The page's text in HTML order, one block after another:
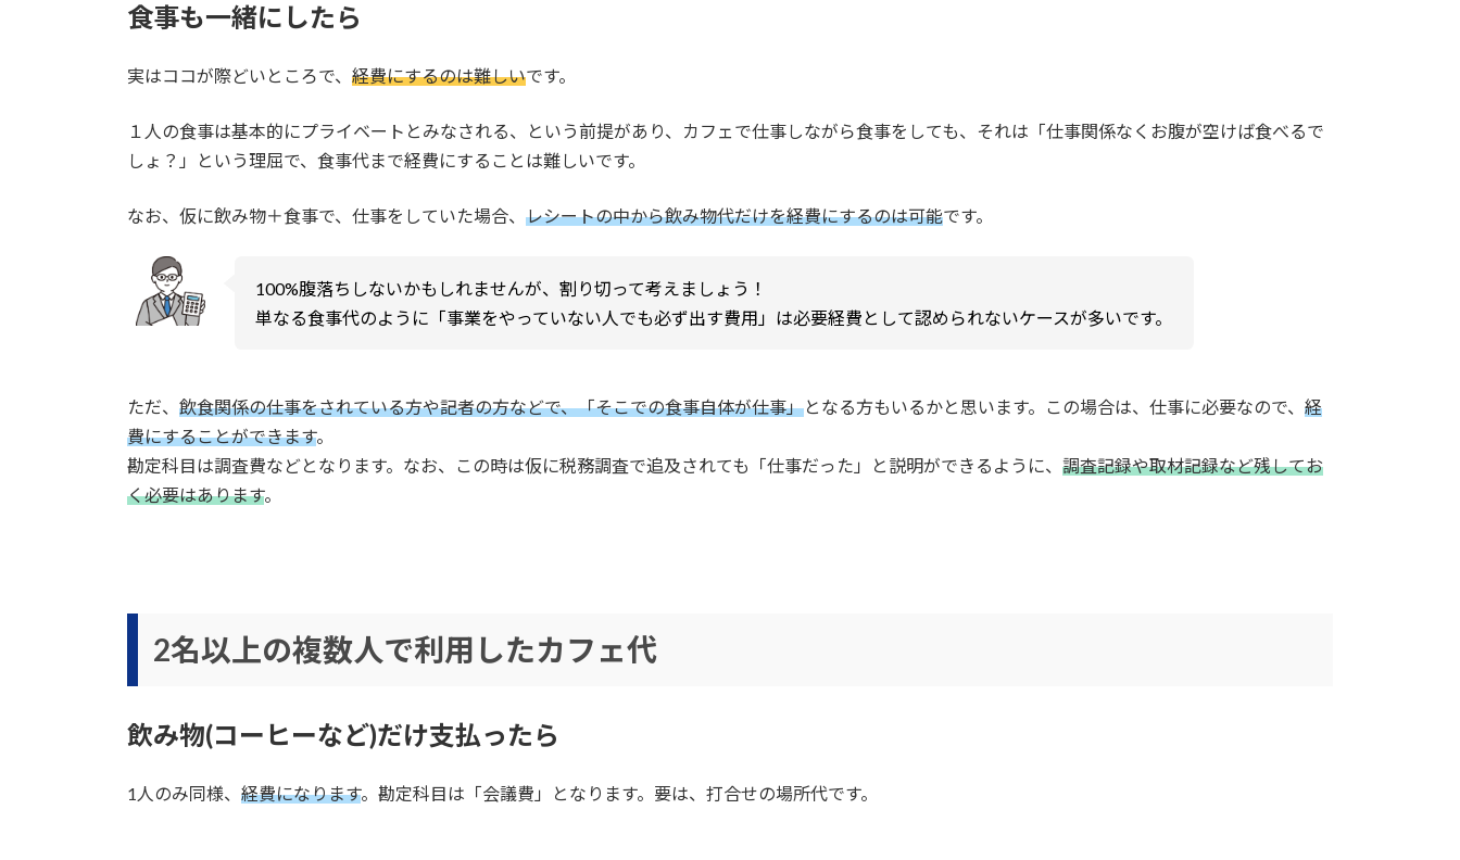
食事も一緒にしたら
実はココが際どいところで、 経費にするのは難しいです。
１人の食事は基本的にプライベートとみなされる、という前提があり、カフェで仕事しながら食事をしても、それは「仕事関係なくお腹が空けば食べるで
しょ？」という理屈で、食事代まで経費にすることは難しいです。
なお、仮に飲み物＋食事で、仕事をしていた場合、 レシートの中から飲み物代だけを経費にするのは可能です。
100%腹落ちしないかもしれませんが、割り切って考えましょう！
単なる食事代のように「事業をやっていない人でも必ず出す費用」は必要経費として認められないケースが多いです。
ただ、 飲食関係の仕事をされている方や記者の方などで、「そこでの食事自体が仕事」となる方もいるかと思います。この場合は、仕事に必要なので、 経
費にすることができます。
勘定科目は調査費などとなります。なお、この時は仮に税務調査で追及されても「仕事だった」と説明ができるように、 調査記録や取材記録など残してお
く必要はあります。
2名以上の複数人で利用したカフェ代
飲み物(コーヒーなど)だけ支払ったら
1人のみ同様、 経費になります。勘定科目は「会議費」となります。要は、打合せの場所代です。